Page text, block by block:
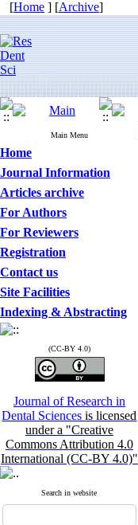
[Home ] [Archive]
Main Menu
Home
Journal Information
Articles archive
For Authors
For Reviewers
Registration
Contact us
Site Facilities
Indexing & Abstracting
(CC-BY 4.0)
Journal of Research in
Dental Sciencesis licensed
under a "Creative
Commons Attribution 4.0
International (CC-BY 4.0)"
Search in website